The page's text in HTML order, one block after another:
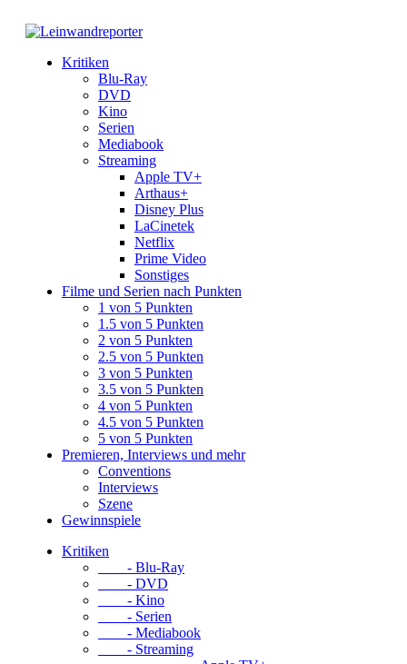
Kritiken
Blu-Ray
DVD
Kino
Serien
Mediabook
Streaming
Apple TV+
Arthaus+
Disney Plus
LaCinetek
Netflix
Prime Video
Sonstiges
Filme und Serien nach Punkten
1 von 5 Punkten
1.5 von 5 Punkten
2 von 5 Punkten
2.5 von 5 Punkten
3 von 5 Punkten
3.5 von 5 Punkten
4 von 5 Punkten
4.5 von 5 Punkten
5 von 5 Punkten
Premieren, Interviews und mehr
Conventions
Interviews
Szene
Gewinnspiele
Kritiken
- Blu-Ray
- DVD
- Kino
- Serien
- Mediabook
- Streaming